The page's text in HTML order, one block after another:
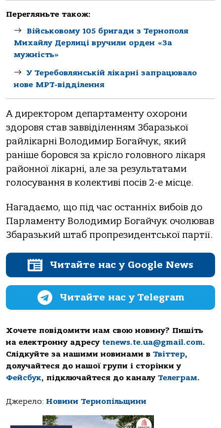
Перегляньте також:
Військовому 105 бригади з Тернополя
Михайлу Дерлиці вручили орден «За
мужність»
У Теребовлянській лікарні запрацювало
нове МРТ-відділення
А директором департаменту охорони
здоровя став заввіділенням Збаразької
райлікарні Володимир Богайчук, який
раніше боровся за крісло головного лікаря
районної лікарні, але за результатами
голосування в колективі посів 2-е місце.
Нагадаємо, що під час останніх вибоів до
Парламенту Володимир Богайчук очолював
Збаразький штаб пропрезидентської партії.
Читайте нас у Google News
Читайте нас у Telegram
Хочете повідомити нам свою новину? Пишіть
на електронну адресу tenews.te.ua@gmail.com.
Слідкуйте за нашими новинами в Твіттер,
долучайтеся до нашої групи і сторінки у
Фейсбук, підключайтеся до каналу Телеграм.
Джерело: Новини Тернопільщини